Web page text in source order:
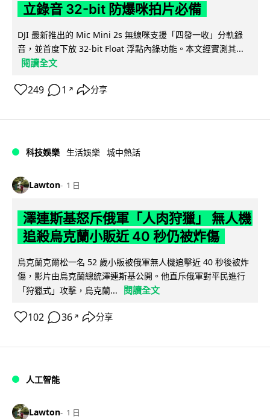
立錄音 32-bit 防爆咪拍片必備
DJI 最新推出的 Mic Mini 2s 無線咪支援「四發一收」分軌錄
音，並首度下放 32-bit Float 浮點內錄功能。本文經實測其...
閱讀全文
249 1 ↗ 分享
科技娛樂 生活娛樂 城中熱話
Lawton 1 日
澤連斯基怒斥俄軍「人肉狩獵」 無人機
追殺烏克蘭小販近 40 秒仍被炸傷
烏克蘭克爾松一名 52 歲小販被俄軍無人機追擊近 40 秒後被炸
傷，影片由烏克蘭總統澤連斯基公開。他直斥俄軍對平民進行
「狩獵式」攻擊，烏克蘭...
閱讀全文
102 36 ↗ 分享
人工智能
Lawton 1 日